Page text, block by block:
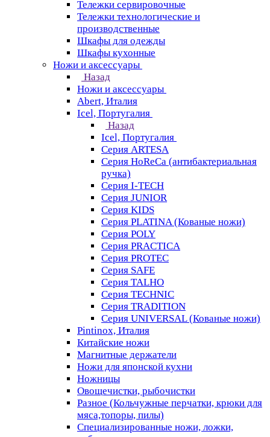
Тележки сервировочные
Тележки технологические и
производственные
Шкафы для одежды
Шкафы кухонные
Ножи и аксессуары
Назад
Ножи и аксессуары
Abert, Италия
Icel, Португалия
Назад
Icel, Португалия
Серия ARTESA
Серия HoReCa (антибактериальная
ручка)
Серия I-TECH
Серия JUNIOR
Серия KIDS
Серия PLATINA (Кованые ножи)
Серия POLY
Серия PRACTICA
Серия PROTEC
Серия SAFE
Серия TALHO
Серия TECHNIC
Серия TRADITION
Серия UNIVERSAL (Кованые ножи)
Pintinox, Италия
Китайские ножи
Магнитные держатели
Ножи для японской кухни
Ножницы
Овощечистки, рыбочистки
Разное (Кольчужные перчатки, крюки для
мяса,топоры, пилы)
Специализированные ножи, ложки,